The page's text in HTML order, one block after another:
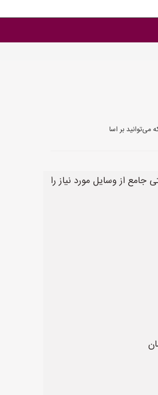
می‌توانید بر اسا
از وسایل مورد نیاز را